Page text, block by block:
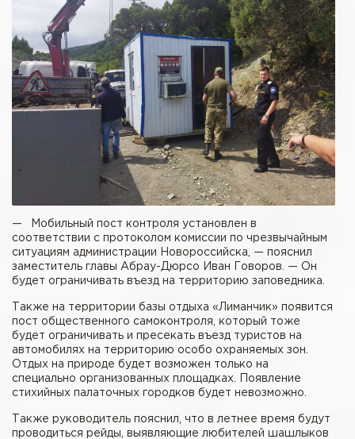
— Мобильный пост контроля установлен в
соответствии с протоколом комиссии по чрезвычайным
ситуациям администрации Новороссийска, — пояснил
заместитель главы Абрау-­Дюрсо Иван Говоров. — Он
будет ограничивать въезд на территорию заповедника.
Также на территории базы отдыха «Лиманчик» появится
пост общественного самоконтроля, который тоже
будет ограничивать и пресекать въезд туристов на
автомобилях на территорию особо охраняемых зон.
Отдых на природе будет возможен только на
специально организованных площадках. Появление
стихийных палаточных городков будет невозможно.
Также руководитель пояснил, что в летнее время будут
проводиться рейды, выявляющие любителей шашлыков